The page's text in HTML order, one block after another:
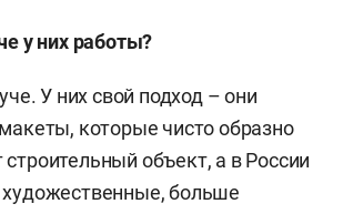
у них работы?
У них свой подход – они
которые чисто образно
объект, а в России
больше